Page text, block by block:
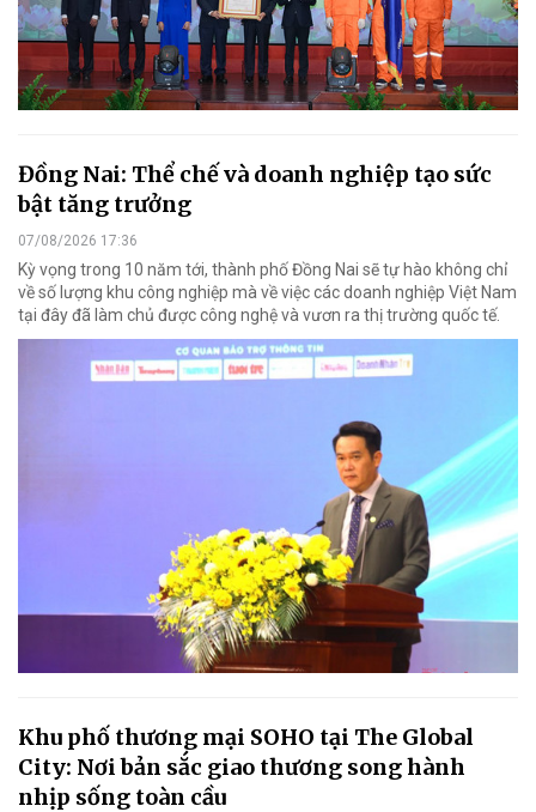
Đồng Nai: Thể chế và doanh nghiệp tạo sức
bật tăng trưởng
07/08/2026 17:36
Kỳ vọng trong 10 năm tới, thành phố Đồng Nai sẽ tự hào không chỉ
về số lượng khu công nghiệp mà về việc các doanh nghiệp Việt Nam
tại đây đã làm chủ được công nghệ và vươn ra thị trường quốc tế.
Khu phố thương mại SOHO tại The Global
City: Nơi bản sắc giao thương song hành
nhịp sống toàn cầu